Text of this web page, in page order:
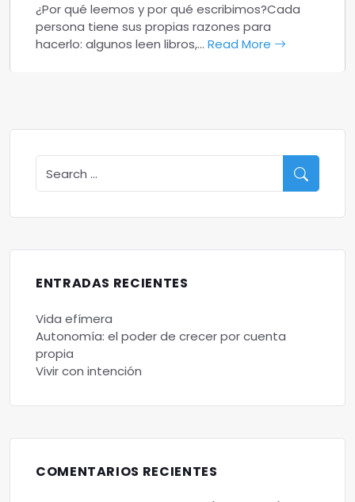
¿Por qué leemos y por qué escribimos?Cada
persona tiene sus propias razones para
hacerlo: algunos leen libros,… Read More
ENTRADAS RECIENTES
Vida efímera
Autonomía: el poder de crecer por cuenta
propia
Vivir con intención
COMENTARIOS RECIENTES